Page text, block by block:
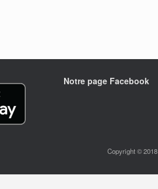
Notre page Facebook
Copyright © 2018